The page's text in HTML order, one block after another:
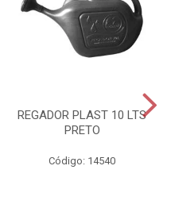
REGADOR PLAST 10 LTS
PRETO
Código: 14540